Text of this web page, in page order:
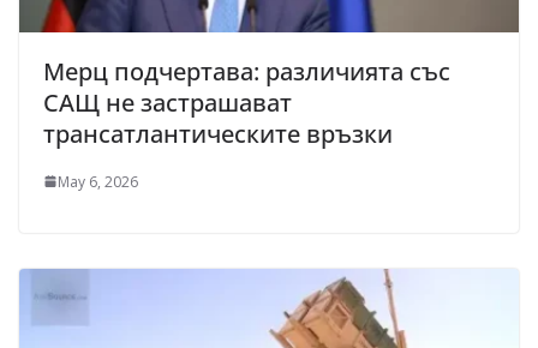
Мерц подчертава: различията със
САЩ не застрашават
трансатлантическите връзки
May 6, 2026